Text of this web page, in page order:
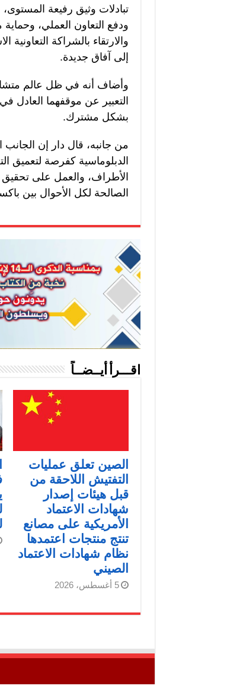
تبادلات وثيق رفيعة المستوى،
ودفع التعاون العملي،
والارتقاء بالشراكة
إلى آفاق جديدة.
وأضاف أنه في ظل عالم
التعبير عن موقفهما العادل
بشكل مشترك.
الدبلوماسية كفرصة لتعميق
الأطراف، والعمل على تحقيق
الصالحة لكل الأحوال بين
اقـــرأ أيــضــاً
الصين تعلق عمليات
التفتيش اللاحقة من
قبل هيئات إصدار
شهادات الاعتماد
الأمريكية على مصانع
تنتج منتجات اعتمدها
نظام شهادات الاعتماد
الصيني
5 أغسطس، 2026